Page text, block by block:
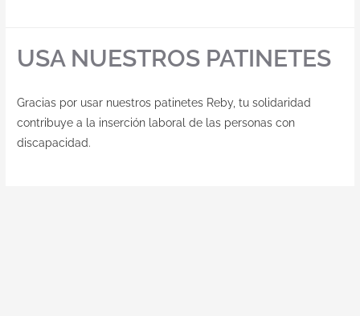
USA NUESTROS PATINETES
Gracias por usar nuestros patinetes Reby, tu solidaridad
contribuye a la inserción laboral de las personas con
discapacidad.